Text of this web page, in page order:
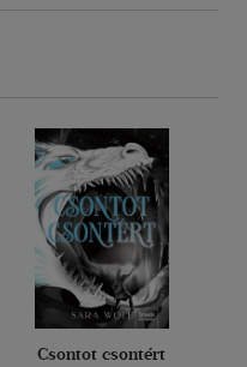
Csontot csontért